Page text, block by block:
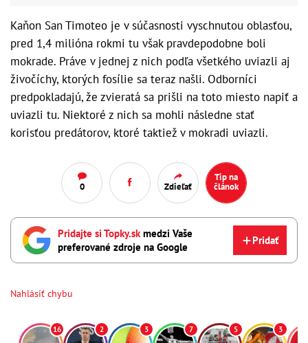
Kaňon San Timoteo je v súčasnosti vyschnutou oblasťou,
pred 1,4 milióna rokmi tu však pravdepodobne boli
mokrade. Práve v jednej z nich podľa všetkého uviazli aj
živočíchy, ktorých fosílie sa teraz našli. Odborníci
predpokladajú, že zvieratá sa prišli na toto miesto napiť a
uviazli tu. Niektoré z nich sa mohli následne stať
korisťou predátorov, ktoré taktiež v mokradi uviazli.
0 Zdieľať
Tip na
článok
Pridajte si Topky.sk medzi Vaše
preferované zdroje na Google
Pridať
Nahlásiť chybu
16 2 3 7 5 3